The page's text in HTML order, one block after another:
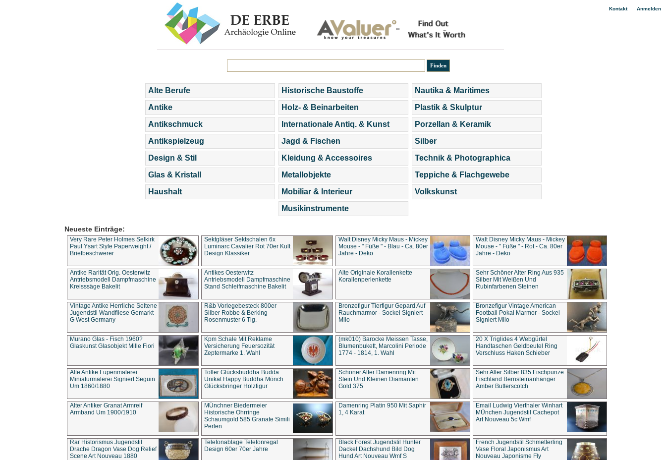
Kontakt| Anmelden
Alte Berufe
Antike
Antikschmuck
Antikspielzeug
Design & Stil
Glas & Kristall
Haushalt
Historische Baustoffe
Holz- & Beinarbeiten
Internationale Antiq. & Kunst
Jagd & Fischen
Kleidung & Accessoires
Metallobjekte
Mobiliar & Interieur
Musikinstrumente
Nautika & Maritimes
Plastik & Skulptur
Porzellan & Keramik
Silber
Technik & Photographica
Teppiche & Flachgewebe
Volkskunst
Neueste Einträge:
Very Rare Peter Holmes Selkirk
Paul Ysart Style Paperweight /
Briefbeschwerer
Sektgläser Sektschalen 6x
Luminarc Cavalier Rot 70er Kult
Design Klassiker
Walt Disney Micky Maus - Mickey
Mouse - " Füße " - Blau - Ca. 80er
Jahre - Deko
Walt Disney Micky Maus - Mickey
Mouse - " Füße " - Rot - Ca. 80er
Jahre - Deko
Antike Rarität Orig. Oesterwitz
Antriebsmodell Dampfmaschine
Kreisssäge Bakelit
Antikes Oesterwitz
Antriebsmodell Dampfmaschine
Stand Schleifmaschine Bakelit
Alte Originale Korallenkette
Korallenperlenkette
Sehr Schöner Alter Ring Aus 935
Silber Mit Weißen Und
Rubinfarbenen Steinen
Vintage Antike Herrliche Seltene
Jugendstil Wandfliese Gemarkt
G West Germany
R&b Vorlegebesteck 800er
Silber Robbe & Berking
Rosenmuster 6 Tlg.
Bronzefigur Tierfigur Gepard Auf
Rauchmarmor - Sockel Signiert
Milo
Bronzefigur Vintage American
Football Pokal Marmor - Sockel
Signiert Milo
Murano Glas - Fisch 1960?
Glaskunst Glasobjekt Mille Fiori
Kpm Schale Mit Reklame
Versicherung Feuersozität
Zeptermarke 1. Wahl
(mk010) Barocke Meissen Tasse,
Blumenbukett, Marcolini Periode
1774 - 1814, 1. Wahl
20 X Triglides 4 Webgürtel
Handtaschen Geldbeutel Ring
Verschluss Haken Schieber
Alte Antike Lupenmalerei
Miniaturmalerei Signiert Seguin
Um 1860/1880
Toller Glücksbuddha Budda
Unikat Happy Buddha Mönch
Glücksbringer Holzfigur
Schöner Alter Damenring Mit
Stein Und Kleinen Diamanten
Gold 375
Sehr Alter Silber 835 Fischpunze
Fischland Bernsteinanhänger
Amber Butterscotch
Alter Antiker Granat Armreif
Armband Um 1900/1910
MÜnchner Biedermeier
Historische Ohrringe
Schaumgold 585 Granate Simili
Perlen
Damenring Platin 950 Mit Saphir
1, 4 Karat
Email Ludwig Vierthaler Winhart
MÜnchen Jugendstil Cachepot
Art Nouveau 5c Wmf
Rar Historismus Jugendstil
Drache Dragon Vase Dog Relief
Scene Art Nouveau 1880
Telefonablage Telefonregal
Design 60er 70er Jahre
Black Forest Jugendstil Hunter
Dackel Dachshund Bild Dog
Hund Art Nouveau Wmf S
French Jugendstil Schmetterling
Vase Floral Japonismus Art
Nouveau Japonisme Fly